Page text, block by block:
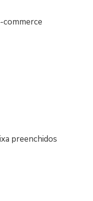
commerce
preenchidos